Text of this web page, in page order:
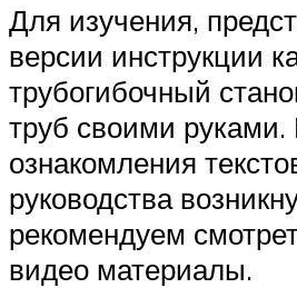
Для изучения,
версии инструкции
трубогибочный
труб своими
ознакомления
руководства
рекомендуем
видео материалы.